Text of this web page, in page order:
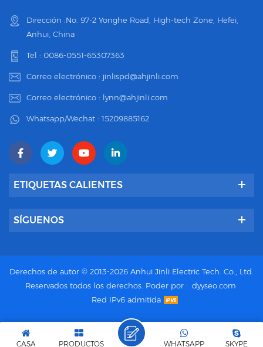
Dirección :No. 97-2 Yonghe Road, High-tech Zone, Hefei,
Anhui, China
Tel : 0086-0551-65307363
Correo electrónico : jinlispd@ahjinli.com
Correo electrónico : lynn@ahjinli.com
Whatsapp/Wechat : 15209885162
ETIQUETAS CALIENTES
SÍGUENOS
Derechos de autor © 2013-2026 Anhui Jinli Electric Tech. Co., Ltd.
Reservados todos los derechos. Poder por : dyyseo.com
Red IPv6 admitida
CASA PRODUCTOS SKYPE
WHATSAPP